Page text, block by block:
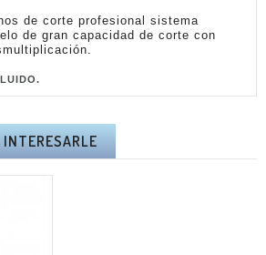
de corte profesional sistema
de gran capacidad de corte con